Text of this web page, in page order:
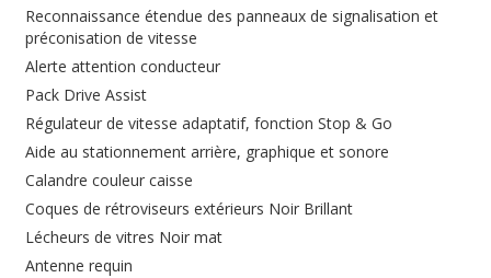
Reconnaissance étendue des panneaux de signalisation et
préconisation de vitesse
Alerte attention conducteur
Pack Drive Assist
Régulateur de vitesse adaptatif, fonction Stop & Go
Aide au stationnement arrière, graphique et sonore
Calandre couleur caisse
Coques de rétroviseurs extérieurs Noir Brillant
Lécheurs de vitres Noir mat
Antenne requin